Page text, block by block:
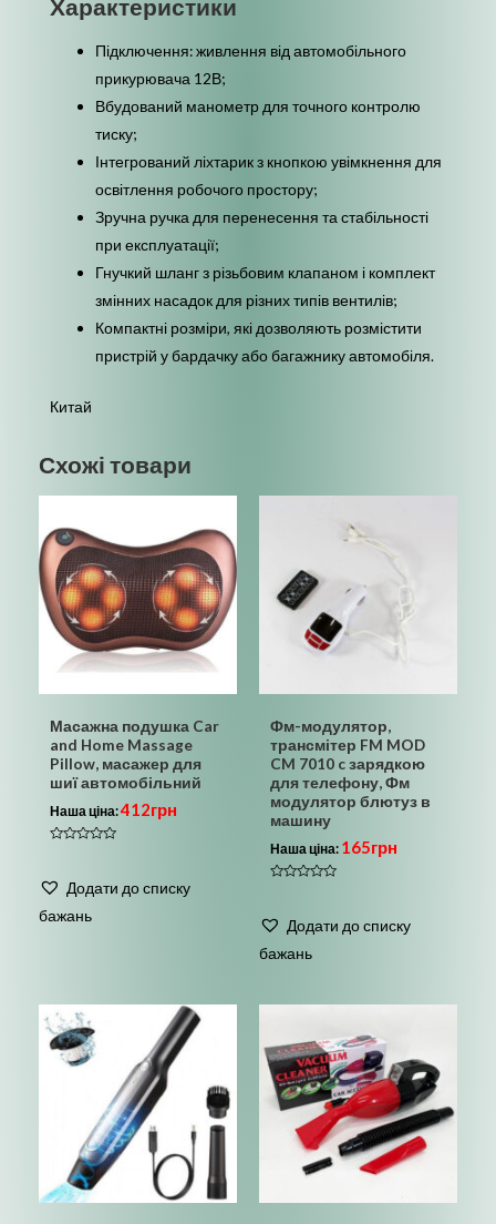
Характеристики
Підключення: живлення від автомобільного
прикурювача 12В;
Вбудований манометр для точного контролю
тиску;
Інтегрований ліхтарик з кнопкою увімкнення для
освітлення робочого простору;
Зручна ручка для перенесення та стабільності
при експлуатації;
Гнучкий шланг з різьбовим клапаном і комплект
змінних насадок для різних типів вентилів;
Компактні розміри, які дозволяють розмістити
пристрій у бардачку або багажнику автомобіля.
Китай
Схожі товари
Масажна подушка Car
and Home Massage
Pillow, масажер для
шиї автомобільний
Наша ціна:412грн
з
Додати до списку
бажань
Фм-модулятор,
трансмітер FM MOD
CM 7010 c зарядкою
для телефону, Фм
модулятор блютуз в
машину
Наша ціна: 165грн
з
Додати до списку
бажань